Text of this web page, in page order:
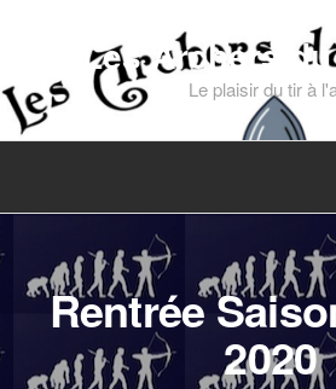
content
Les Archers
Le plaisir du tir à
Rentrée
2020